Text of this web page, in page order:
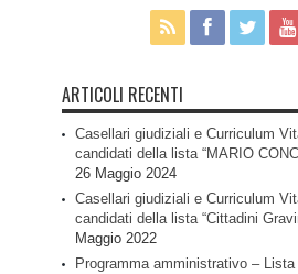
ARTICOLI RECENTI
Casellari giudiziali e Curriculum
candidati della lista “MARIO
26 Maggio 2024
Casellari giudiziali e Curriculum
candidati della lista “Cittadini
Maggio 2022
Programma amministrativo – Lista